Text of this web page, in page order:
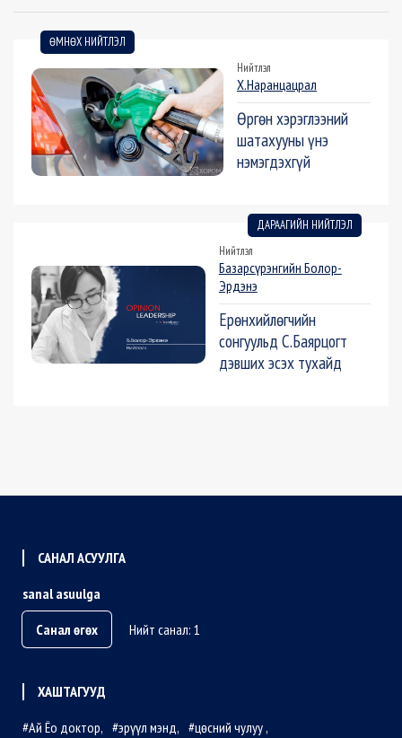
ӨМНӨХ НИЙТЛЭЛ
Нийтлэл
Х.Наранцацрал
Өргөн хэрэглээний
шатахууны үнэ
нэмэгдэхгүй
ДАРААГИЙН НИЙТЛЭЛ
Нийтлэл
Базарсүрэнгийн Болор-
Эрдэнэ
Ерөнхийлөгчийн
сонгуульд С.Баярцогт
дэвших эсэх тухайд
САНАЛ АСУУЛГА
sanal asuulga
Санал өгөх
Нийт санал: 1
ХАШТАГУУД
Ай Ёо доктор
эрүүл мэнд цөсний чулуу